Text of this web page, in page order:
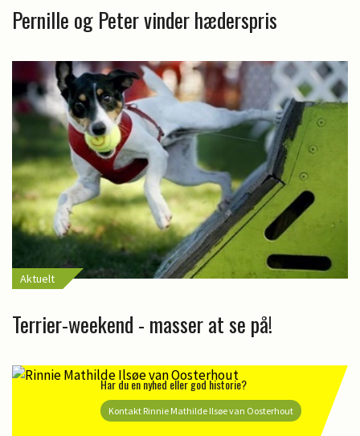
Pernille og Peter vinder hæderspris
Aktuelt
Terrier-weekend - masser at se på!
Har du en nyhed eller god historie?
Kontakt Rinnie Mathilde Ilsøe van Oosterhout